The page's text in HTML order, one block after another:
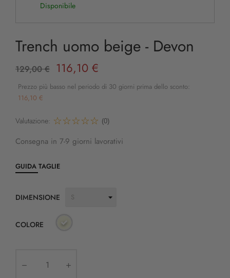
Disponibile
Trench uomo beige - Devon
129,00 € 116,10 €
Prezzo più basso nel periodo di 30 giorni prima dello sconto:
116,10 €
Valutazione: (0)
Consegna in 7-9 giorni lavorativi
GUIDA TAGLIE
DIMENSIONE
COLORE